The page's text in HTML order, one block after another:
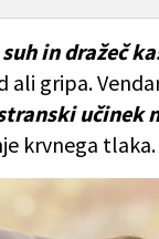
suh in dražeč
ali gripa.
učinek
krvnega tlaka.